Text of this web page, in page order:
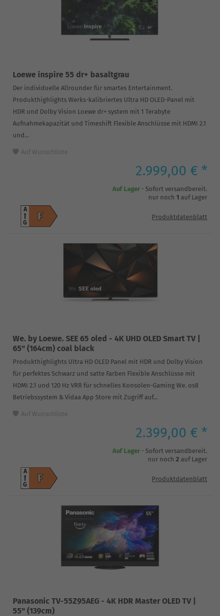
Loewe inspire 55 dr+ basaltgrau
Der individuelle Allrounder für smartes Entertainment.
Produkthighlights Werks-kalibriertes Ultra HD OLED-Panel mit
HDR und Dolby Vision Loewe dr+ system mit 1 Terabyte
Aufnahmekapazität und Timeshift Flexible Anschlüsse mit HDMI 2.1
und...
Auf Wunschliste
2.999,00 € *
Auf Lager - Sofort versandbereit.
nur noch 1 auf Lager
F
A
G
Produktdatenblatt
We. by Loewe. SEE 65 oled - 4K UHD OLED Smart TV |
65" (164cm) coal black
Produkthighlights Ultra HD OLED Panel mit HDR und Dolby Vision
für perfektes Schwarz und satte Farben Flexible Anschlüsse mit
HDMI 2.1 und 120 Hz VRR für schnelles Konsolen-Gaming We. os8
Betriebssystem & Vidaa App Store mit Zugriff auf...
Auf Wunschliste
2.399,00 € *
Auf Lager - Sofort versandbereit.
nur noch 2 auf Lager
F
A
G
Produktdatenblatt
Panasonic TV-55Z95AEG - 4K HDR Master OLED TV |
55" (139cm)